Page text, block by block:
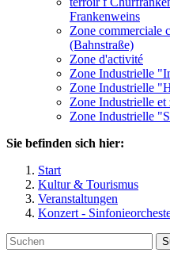
Frankenweins
Zone commerciale
(Bahnstraße)
Zone d'activité
Zone Industrielle
Zone Industrielle
Zone Industrielle
Zone Industrielle
Sie befinden sich hier:
Start
Kultur & Tourismus
Veranstaltungen
Konzert -